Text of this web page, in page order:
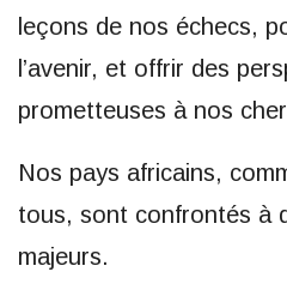
leçons de nos échecs,
l’avenir, et offrir des
prometteuses à nos
Nos pays africains,
tous, sont confrontés à
majeurs.